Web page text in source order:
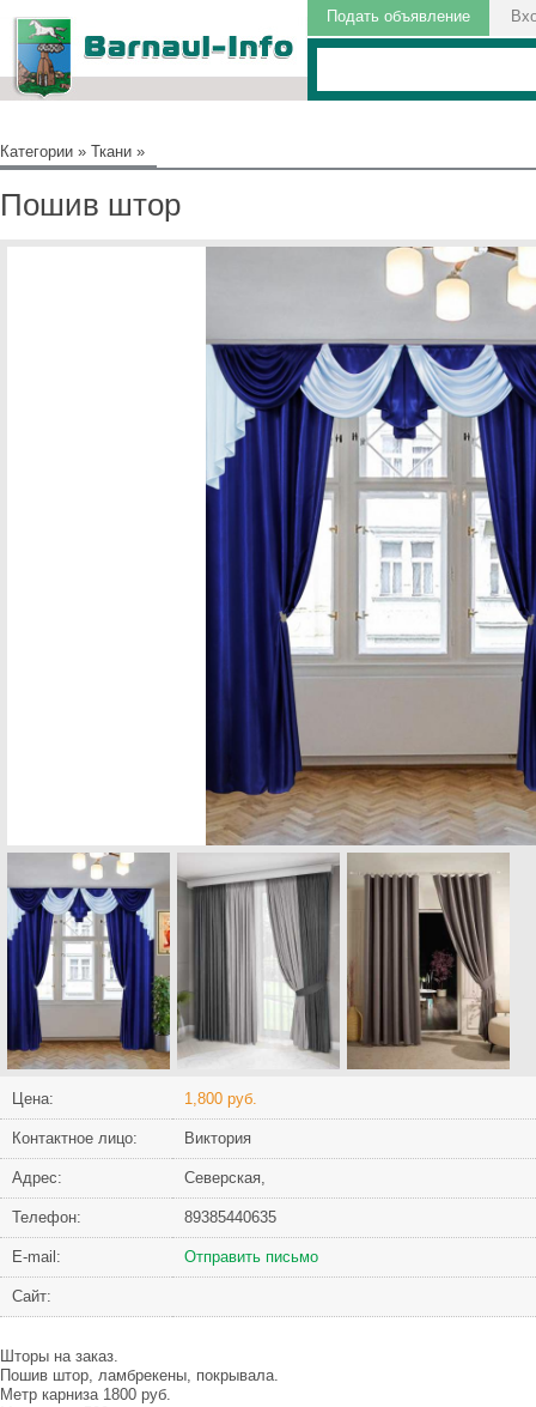
Подать объявление
Категории » Ткани »
Пошив штор
Цена: 1,800 руб.
Контактное лицо: Виктория
Адрес: Северская,
Телефон: 89385440635
Е-mail: Отправить письмо
Сайт:
Шторы на заказ.
Пошив штор, ламбрекены, покрывала.
Метр карниза 1800 руб.